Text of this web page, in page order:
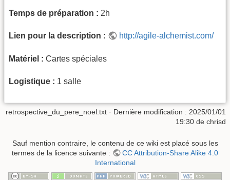
Temps de préparation : 2h
Lien pour la description : http://agile-alchemist.com/
Matériel : Cartes spéciales
Logistique : 1 salle
retrospective_du_pere_noel.txt · Dernière modification : 2025/01/01
19:30 de chrisd
Sauf mention contraire, le contenu de ce wiki est placé sous les
termes de la licence suivante :
CC Attribution-Share Alike 4.0
International